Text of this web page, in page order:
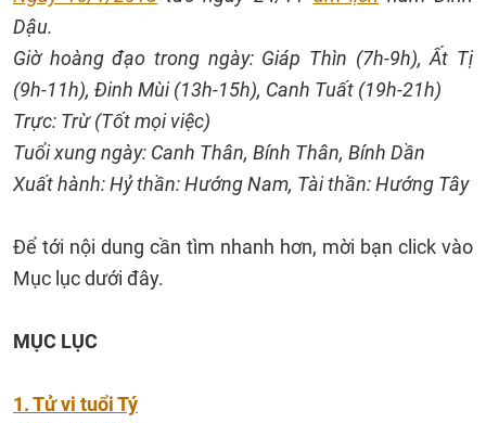
Dậu.
Giờ hoàng đạo trong ngày: Giáp Thìn (7h-9h), Ất Tị
(9h-11h), Đinh Mùi (13h-15h), Canh Tuất (19h-21h)
Trực: Trừ (Tốt mọi việc)
Tuổi xung ngày: Canh Thân, Bính Thân, Bính Dần
Xuất hành: Hỷ thần: Hướng Nam, Tài thần: Hướng Tây
Để tới nội dung cần tìm nhanh hơn, mời bạn click vào
Mục lục dưới đây.
MỤC LỤC
1. Tử vi tuổi Tý